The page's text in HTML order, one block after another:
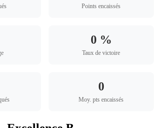
Points encaissés
0 %
Taux de victoire
0
Moy. pts encaissés